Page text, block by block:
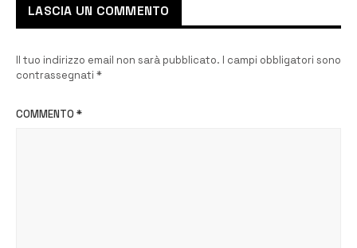
LASCIA UN COMMENTO
Il tuo indirizzo email non sarà pubblicato. I campi obbligatori sono
contrassegnati *
COMMENTO *